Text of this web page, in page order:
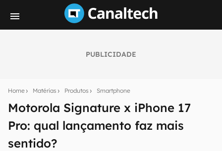
PUBLICIDADE
Home Matérias Produtos Smartphone
Motorola Signature x iPhone 17
Pro: qual lançamento faz mais
sentido?
notícias e reviews sobre tecnologia em primeira
mão.
E-mail